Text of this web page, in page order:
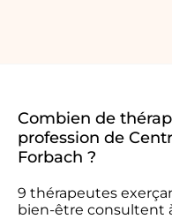
Combien de
profession de
Forbach ?
9 thérapeutes
bien-être consultent